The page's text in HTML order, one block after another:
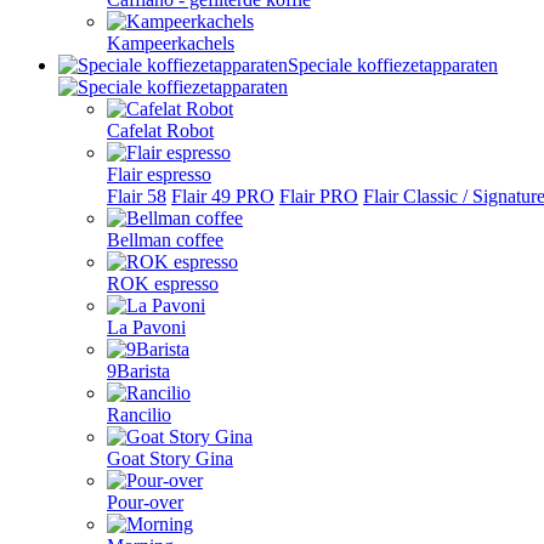
Kampeerkachels
Speciale koffiezetapparaten
Cafelat Robot
Flair espresso
Flair 58 Flair 49 PRO Flair PRO Flair Classic / Signature
Bellman coffee
ROK espresso
La Pavoni
9Barista
Rancilio
Goat Story Gina
Pour-over